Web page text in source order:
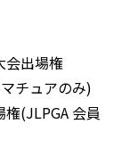
会出場権
チュアのみ)
(JLPGA 会員